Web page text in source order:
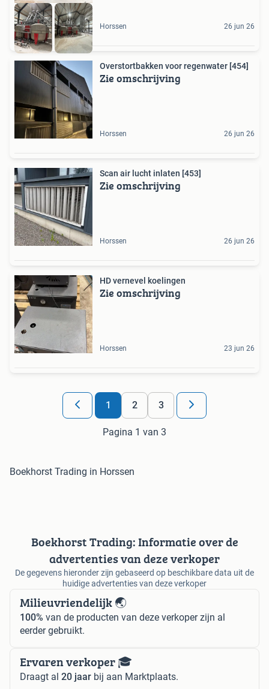
Horssen 26 jun 26
Overstortbakken voor regenwater [454]
Zie omschrijving
Horssen 26 jun 26
Scan air lucht inlaten [453]
Zie omschrijving
Horssen 26 jun 26
HD vernevel koelingen
Zie omschrijving
Horssen 23 jun 26
1 2 3
Pagina 1 van 3
Boekhorst Trading in Horssen
Boekhorst Trading: Informatie over de
advertenties van deze verkoper
De gegevens hieronder zijn gebaseerd op beschikbare data uit de
huidige advertenties van deze verkoper
Milieuvriendelijk 🌏
100% van de producten van deze verkoper zijn al
eerder gebruikt.
Ervaren verkoper 🎓
Draagt al 20 jaar bij aan Marktplaats.